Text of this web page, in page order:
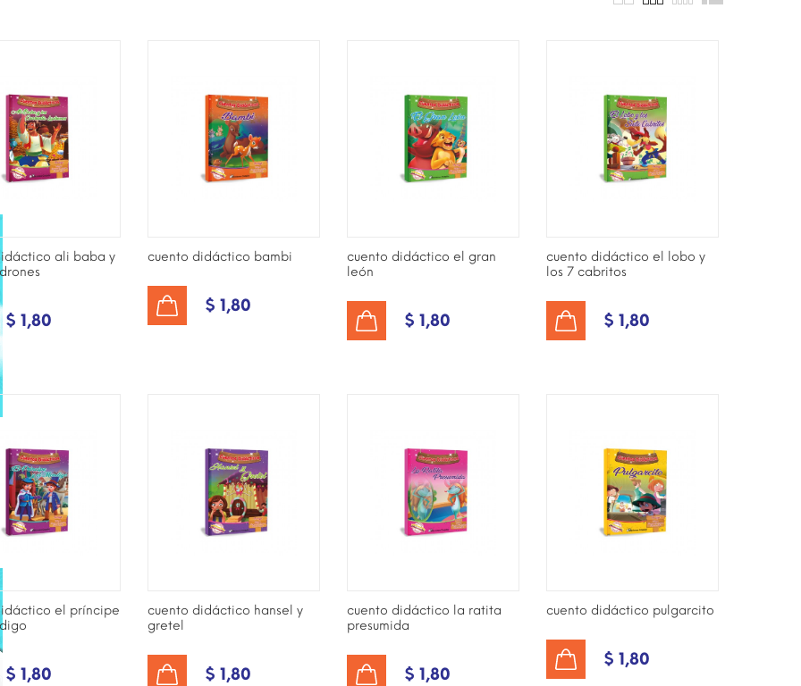
ali baba y
$ 1,80
cuento didáctico bambi
$ 1,80
cuento didáctico el gran
león
$ 1,80
cuento didáctico el lobo y
los 7 cabritos
$ 1,80
el príncipe
$ 1,80
cuento didáctico hansel y
gretel
$ 1,80
cuento didáctico la ratita
presumida
$ 1,80
cuento didáctico pulgarcito
$ 1,80